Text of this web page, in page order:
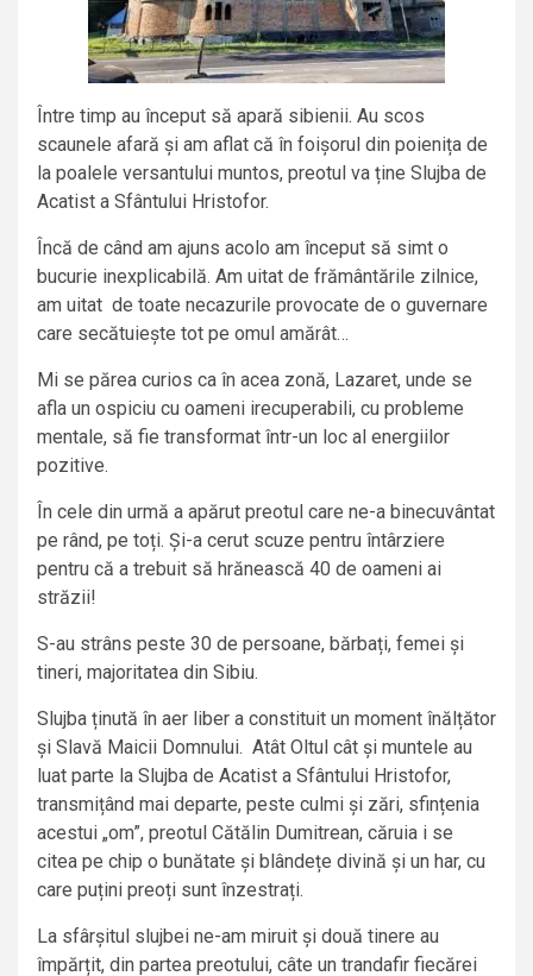
Între timp au început să apară sibienii. Au scos
scaunele afară și am aflat că în foișorul din poienița de
la poalele versantului muntos, preotul va ține Slujba de
Acatist a Sfântului Hristofor.
Încă de când am ajuns acolo am început să simt o
bucurie inexplicabilă. Am uitat de frământările zilnice,
am uitat de toate necazurile provocate de o guvernare
care secătuiește tot pe omul amărât…
Mi se părea curios ca în acea zonă, Lazaret, unde se
afla un ospiciu cu oameni irecuperabili, cu probleme
mentale, să fie transformat într-un loc al energiilor
pozitive.
În cele din urmă a apărut preotul care ne-a binecuvântat
pe rând, pe toți. Și-a cerut scuze pentru întârziere
pentru că a trebuit să hrănească 40 de oameni ai
străzii!
S-au strâns peste 30 de persoane, bărbați, femei și
tineri, majoritatea din Sibiu.
Slujba ținută în aer liber a constituit un moment înălțător
și Slavă Maicii Domnului. Atât Oltul cât și muntele au
luat parte la Slujba de Acatist a Sfântului Hristofor,
transmițând mai departe, peste culmi și zări, sfințenia
acestui „om”, preotul Cătălin Dumitrean, căruia i se
citea pe chip o bunătate și blândețe divină și un har, cu
care puțini preoți sunt înzestrați.
La sfârșitul slujbei ne-am miruit și două tinere au
împărțit, din partea preotului, câte un trandafir fiecărei